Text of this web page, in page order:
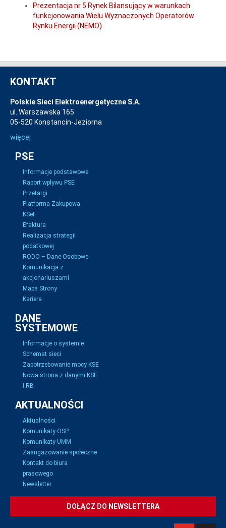
Prezentacja nr 5 Rynek Bilansujący w warunkach
funkcjonowania Wielu Wyznaczonych Operatorów
Rynku Energii (NEMO)
KONTAKT
Polskie Sieci Elektroenergetyczne S.A.
ul. Warszawska 165
05-520 Konstancin-Jeziorna
więcej
PSE
Informacje podstawowe
Raport wpływu PSE
Przetargi
Platforma Zakupowa
KSeF
Efaktura
Realizacja strategii
podatkowej
RODO – Dane Osobowe
Komunikacja z
akcjonariuszami
Mapa Strony
Kariera
DANE
SYSTEMOWE
Informacje o systemie
Schemat sieci
Zapotrzebowanie mocy KSE
Nowa strona z danymi KSE
i RB
AKTUALNOŚCI
Aktualności
Komunikaty OSP
Komunikaty UMM
Zaangażowanie społeczne
Kontakt do biura
prasowego
Newsletter
DOŁĄCZ DO NEWSLETTERA